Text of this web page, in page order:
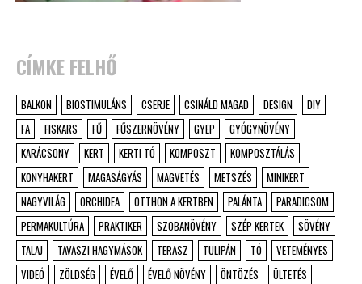
CÍMKE FELHŐ
BALKON BIOSTIMULÁNS CSERJE CSINÁLD MAGAD DESIGN
DIY
FA
FISKARS FŰ FŰSZERNÖVÉNY GYEP
GYÓGYNÖVÉNY
KARÁCSONY
KERT KERTI TÓ KOMPOSZT
KOMPOSZTÁLÁS
KONYHAKERT
MAGASÁGYÁS MAGVETÉS METSZÉS
MINIKERT
NAGYVILÁG
ORCHIDEA OTTHON A KERTBEN PALÁNTA
PARADICSOM
PERMAKULTÚRA
PRAKTIKER SZOBANÖVÉNY SZÉP KERTEK
SÖVÉNY
TALAJ
TAVASZI HAGYMÁSOK TERASZ TULIPÁN TÓ
VETEMÉNYES
VIDEÓ
ZÖLDSÉG ÉVELŐ ÉVELŐ NÖVÉNY ÖNTÖZÉS
ÜLTETÉS